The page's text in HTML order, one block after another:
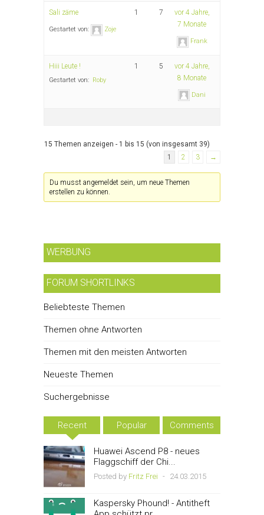
Sali zäme
Gestartet von: Zoje
1 7
vor 4 Jahre,
7 Monate
Frank
Hiii Leute !
Gestartet von: Roby
1 5
vor 4 Jahre,
8 Monate
Dani
15 Themen anzeigen - 1 bis 15 (von insgesamt 39)
1
2 3 →
Du musst angemeldet sein, um neue Themen
erstellen zu können.
WERBUNG
FORUM SHORTLINKS
Beliebteste Themen
Themen ohne Antworten
Themen mit den meisten Antworten
Neueste Themen
Suchergebnisse
Recent Popular Comments
Huawei Ascend P8 - neues
Flaggschiff der Chi...
Posted by Fritz Frei - 24.03.2015
Kaspersky Phound! - Antitheft